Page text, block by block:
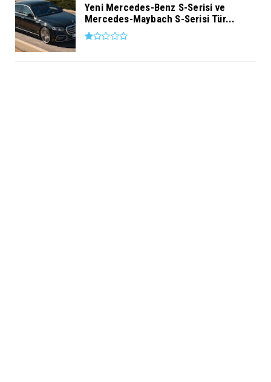
Yeni Mercedes-Benz S-Serisi ve
Mercedes-Maybach S-Serisi Tür...